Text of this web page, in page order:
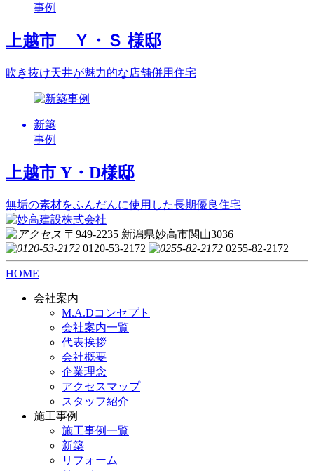
事例
上越市 Ｙ・Ｓ 様邸
吹き抜け天井が魅力的な店舗併用住宅
新築
事例
上越市 Y・D様邸
無垢の素材をふんだんに使用した長期優良住宅
〒949-2235 新潟県妙高市関山3036
0120-53-2172
0255-82-2172
HOME
会社案内
M.A.Dコンセプト
会社案内一覧
代表挨拶
会社概要
企業理念
アクセスマップ
スタッフ紹介
施工事例
施工事例一覧
新築
リフォーム